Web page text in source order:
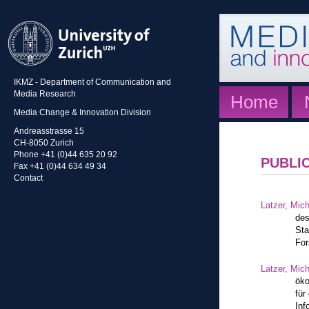
IKMZ - Department of Communication and
Media Research
Media Change & Innovation Division
Andreasstrasse 15
CH-8050 Zurich
Phone +41 (0)44 635 20 92
Fax +41 (0)44 634 49 34
Contact
Home
Latzer,
Latzer,
für